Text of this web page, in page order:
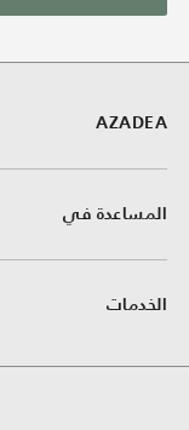
AZADEA
المساعدة في
الخدمات